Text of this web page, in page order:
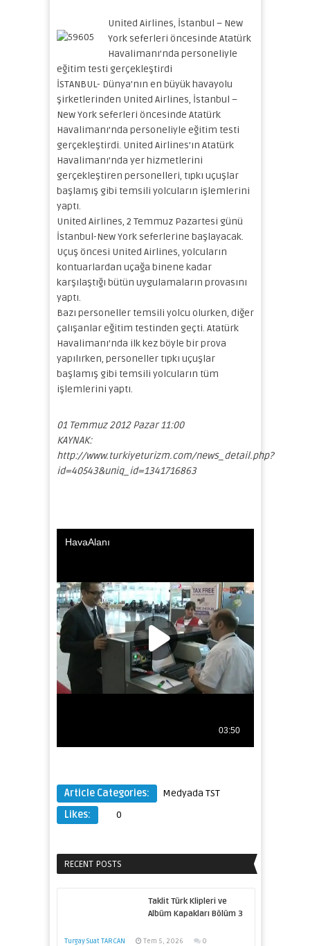
United Airlines, İstanbul – New
York seferleri öncesinde Atatürk
Havalimanı’nda personeliyle
eğitim testi gerçekleştirdi
İSTANBUL- Dünya’nın en büyük havayolu
şirketlerinden United Airlines, İstanbul –
New York seferleri öncesinde Atatürk
Havalimanı’nda personeliyle eğitim testi
gerçekleştirdi. United Airlines’ın Atatürk
Havalimanı’nda yer hizmetlerini
gerçekleştiren personelleri, tıpkı uçuşlar
başlamış gibi temsili yolcuların işlemlerini
yaptı.
United Airlines, 2 Temmuz Pazartesi günü
İstanbul-New York seferlerine başlayacak.
Uçuş öncesi United Airlines, yolcuların
kontuarlardan uçağa binene kadar
karşılaştığı bütün uygulamaların provasını
yaptı.
Bazı personeller temsili yolcu olurken, diğer
çalışanlar eğitim testinden geçti. Atatürk
Havalimanı’nda ilk kez böyle bir prova
yapılırken, personeller tıpkı uçuşlar
başlamış gibi temsili yolcuların tüm
işlemlerini yaptı.
01 Temmuz 2012 Pazar 11:00
KAYNAK:
http://www.turkiyeturizm.com/news_detail.php?
id=40543&uniq_id=1341716863
Article Categories:
Medyada TST
Likes:
0
RECENT POSTS
Taklit Türk Klipleri ve
Albüm Kapakları Bölüm 3
Turgay Suat TARCAN Tem 5, 2026 0